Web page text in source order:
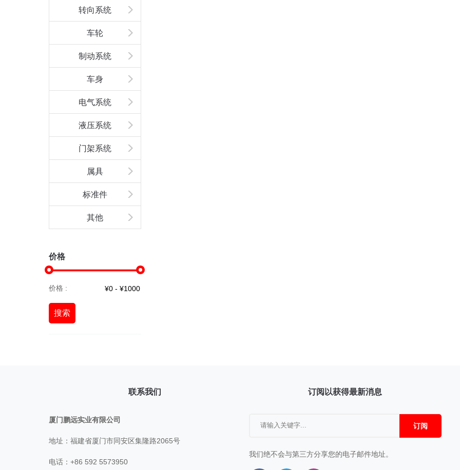
转向系统
车轮
制动系统
车身
电气系统
液压系统
门架系统
属具
标准件
其他
价格
价格 :
搜索
联系我们
厦门鹏远实业有限公司
地址：福建省厦门市同安区集隆路2065号
电话：+86 592 5573950
订阅以获得最新消息
订阅
我们绝不会与第三方分享您的电子邮件地址。